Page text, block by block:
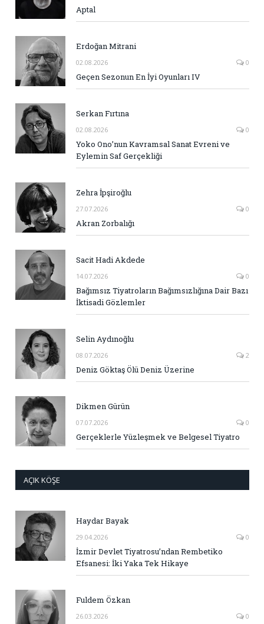
Aptal
Erdoğan Mitrani
02.08.2026 0
Geçen Sezonun En İyi Oyunları IV
Serkan Fırtına
02.08.2026 0
Yoko Ono’nun Kavramsal Sanat Evreni ve
Eylemin Saf Gerçekliği
Zehra İpşiroğlu
27.07.2026 0
Akran Zorbalığı
Sacit Hadi Akdede
14.07.2026 0
Bağımsız Tiyatroların Bağımsızlığına Dair Bazı
İktisadi Gözlemler
Selin Aydınoğlu
08.07.2026 2
Deniz Göktaş Ölü Deniz Üzerine
Dikmen Gürün
07.07.2026 0
Gerçeklerle Yüzleşmek ve Belgesel Tiyatro
AÇIK KÖŞE
Haydar Bayak
29.04.2026 0
İzmir Devlet Tiyatrosu’ndan Rembetiko
Efsanesi: İki Yaka Tek Hikaye
Fuldem Özkan
26.03.2026 0